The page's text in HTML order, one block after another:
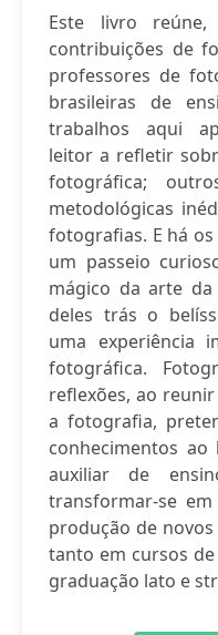
Este livro
contribuições de
professores de
brasileiras de
trabalhos aqui
leitor a refletir
fotográfica;
metodológicas
fotografias. E há
um passeio
mágico da arte
deles trás o
uma experiência
fotográfica.
reflexões, ao
a fotografia,
conhecimentos
auxiliar de
transformar-se
produção de
tanto em cursos
graduação lato e